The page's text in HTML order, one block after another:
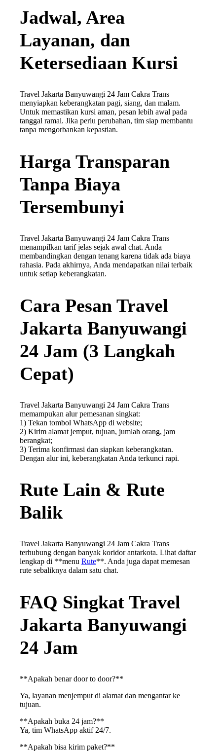
Jadwal, Area
Layanan, dan
Ketersediaan Kursi
Travel Jakarta Banyuwangi 24 Jam Cakra Trans
menyiapkan keberangkatan pagi, siang, dan malam.
Untuk memastikan kursi aman, pesan lebih awal pada
tanggal ramai. Jika perlu perubahan, tim siap membantu
tanpa mengorbankan kepastian.
Harga Transparan
Tanpa Biaya
Tersembunyi
Travel Jakarta Banyuwangi 24 Jam Cakra Trans
menampilkan tarif jelas sejak awal chat. Anda
membandingkan dengan tenang karena tidak ada biaya
rahasia. Pada akhirnya, Anda mendapatkan nilai terbaik
untuk setiap keberangkatan.
Cara Pesan Travel
Jakarta Banyuwangi
24 Jam (3 Langkah
Cepat)
Travel Jakarta Banyuwangi 24 Jam Cakra Trans
memampukan alur pemesanan singkat:
1) Tekan tombol WhatsApp di website;
2) Kirim alamat jemput, tujuan, jumlah orang, jam
berangkat;
3) Terima konfirmasi dan siapkan keberangkatan.
Dengan alur ini, keberangkatan Anda terkunci rapi.
Rute Lain & Rute
Balik
Travel Jakarta Banyuwangi 24 Jam Cakra Trans
terhubung dengan banyak koridor antarkota. Lihat daftar
lengkap di **menu Rute**. Anda juga dapat memesan
rute sebaliknya dalam satu chat.
FAQ Singkat Travel
Jakarta Banyuwangi
24 Jam
**Apakah benar door to door?**
Ya, layanan menjemput di alamat dan mengantar ke
tujuan.
**Apakah buka 24 jam?**
Ya, tim WhatsApp aktif 24/7.
**Apakah bisa kirim paket?**